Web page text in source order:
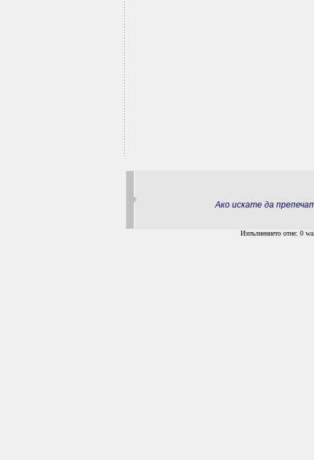
Ако искате да
Изпълнението отне: 0